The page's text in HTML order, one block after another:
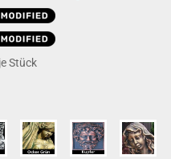
Stück